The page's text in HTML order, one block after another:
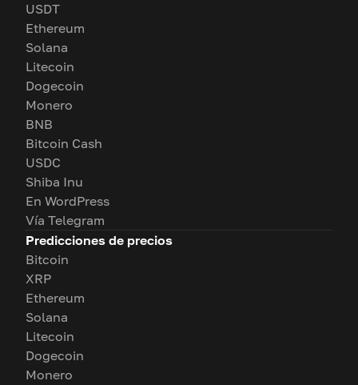
USDT
Ethereum
Solana
Litecoin
Dogecoin
Monero
BNB
Bitcoin Cash
USDC
Shiba Inu
En WordPress
Vía Telegram
Predicciones de precios
Bitcoin
XRP
Ethereum
Solana
Litecoin
Dogecoin
Monero